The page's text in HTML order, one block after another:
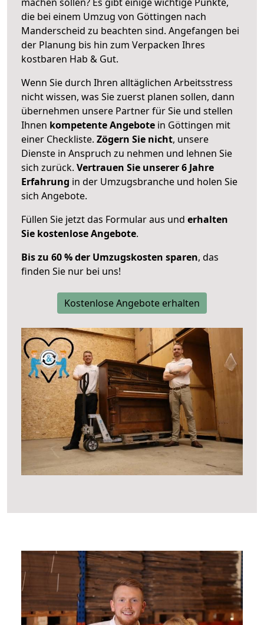
die bei einem Umzug von Göttingen nach
Manderscheid zu beachten sind. Angefangen bei
der Planung bis hin zum Verpacken Ihres
kostbaren Hab & Gut.
Wenn Sie durch Ihren alltäglichen Arbeitsstress
nicht wissen, was Sie zuerst planen sollen, dann
übernehmen unsere Partner für Sie und stellen
Ihnen kompetente Angebote in Göttingen mit
einer Checkliste. Zögern Sie nicht, unsere
Dienste in Anspruch zu nehmen und lehnen Sie
sich zurück. Vertrauen Sie unserer 6 Jahre
Erfahrung in der Umzugsbranche und holen Sie
sich Angebote.
Füllen Sie jetzt das Formular aus und erhalten
Sie kostenlose Angebote.
Bis zu 60 % der Umzugskosten sparen, das
finden Sie nur bei uns!
Kostenlose Angebote erhalten